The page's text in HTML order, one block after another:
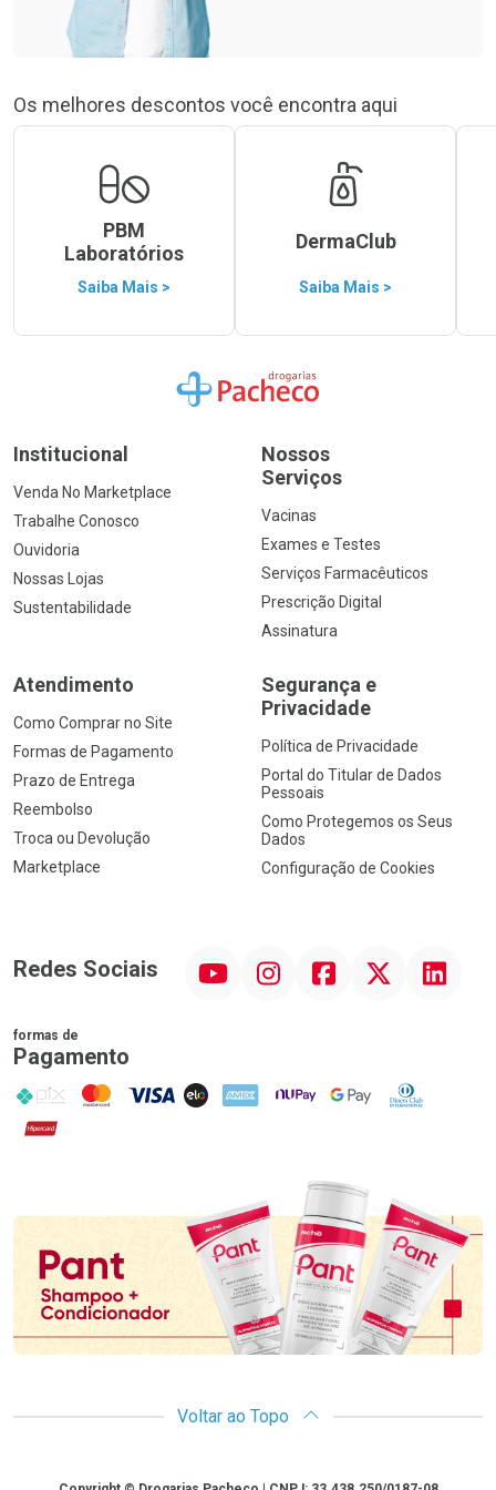
Os melhores descontos você encontra aqui
PBM
Laboratórios
Saiba Mais >
DermaClub
Saiba Mais >
Ir para a Home
Institucional
Venda No Marketplace
Trabalhe Conosco
Ouvidoria
Nossas Lojas
Sustentabilidade
Nossos
Serviços
Vacinas
Exames e Testes
Serviços Farmacêuticos
Prescrição Digital
Assinatura
Atendimento
Como Comprar no Site
Formas de Pagamento
Prazo de Entrega
Reembolso
Troca ou Devolução
Marketplace
Segurança e
Privacidade
Política de Privacidade
Portal do Titular de Dados
Pessoais
Como Protegemos os Seus
Dados
Configuração de Cookies
Redes Sociais InstagramFacebookTwitter Linkedin
formas de
Pagamento
PIX MasterCard
VISA ELO AMEX NuPay Google PayDiners Club
Hipercard
Promoção em Destaque
Voltar ao Topo
Copyright